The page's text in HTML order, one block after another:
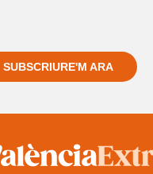
SUBSCRIURE'M ARA